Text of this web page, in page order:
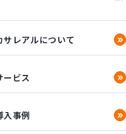
サレアルについて
ービス
入事例